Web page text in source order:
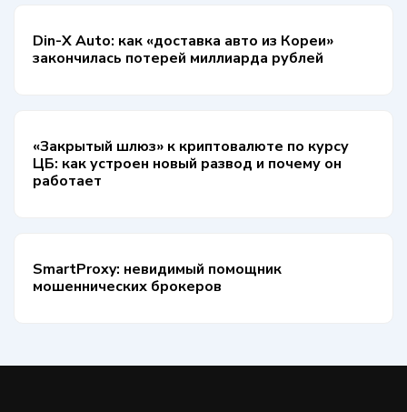
Din-X Auto: как «доставка авто из Кореи»
закончилась потерей миллиарда рублей
«Закрытый шлюз» к криптовалюте по курсу
ЦБ: как устроен новый развод и почему он
работает
SmartProxy: невидимый помощник
мошеннических брокеров